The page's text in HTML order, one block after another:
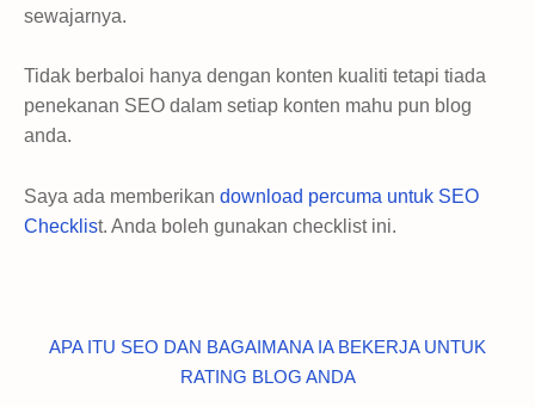
sewajarnya.
Tidak berbaloi hanya dengan konten kualiti tetapi tiada
penekanan SEO dalam setiap konten mahu pun blog
anda.
Saya ada memberikan download percuma untuk SEO
Checklist. Anda boleh gunakan checklist ini.
APA ITU SEO DAN BAGAIMANA IA BEKERJA UNTUK
RATING BLOG ANDA